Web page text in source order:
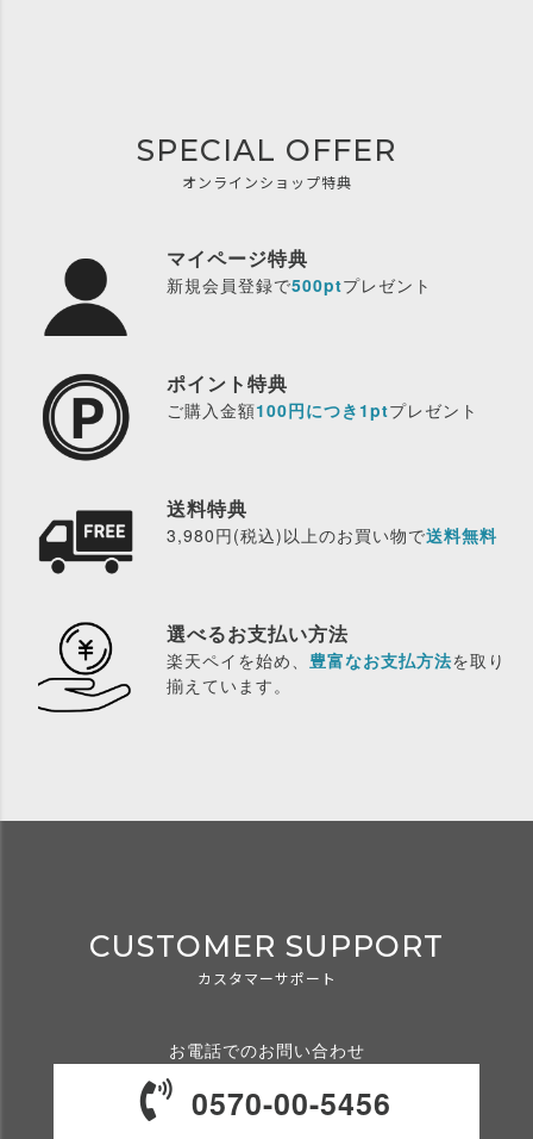
SPECIAL OFFER
オンラインショップ特典
マイページ特典
新規会員登録で500ptプレゼント
ポイント特典
ご購入金額100円につき1ptプレゼント
送料特典
3,980円(税込)以上のお買い物で送料無料
選べるお支払い方法
楽天ペイを始め、 豊富なお支払方法を取り
揃えています。
CUSTOMER SUPPORT
カスタマーサポート
お電話でのお問い合わせ
0570-00-5456